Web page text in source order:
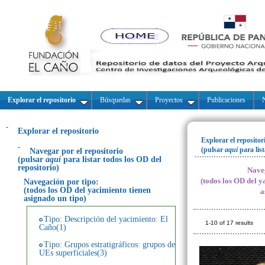
Explorar el repositorio Búsquedas Proyectos Publicaciones
Explorar el repositorio
Navegar por el repositorio
(pulsar aquí para listar todos los OD del
repositorio)
Navegación por tipo:
(todos los OD del yacimiento tienen
asignado un tipo)
Tipo: Descripción del yacimiento: El
Caño(1)
Tipo: Grupos estratigráficos: grupos de
UEs superficiales(3)
Explorar el
(pulsar aquípara
(todos los OD del
1-10 of 17 results